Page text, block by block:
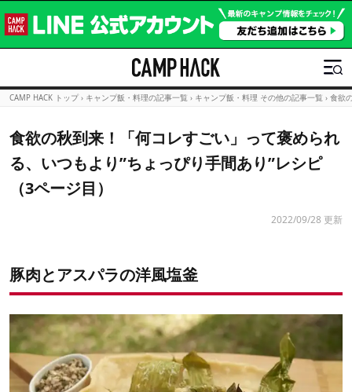
CAMP HACK トップ › キャンプ飯・料理の記事一覧 › キャンプ飯・料理 その他の記事一覧 › 食欲
食欲の秋到来！「何コレすごい」って褒められ
る、いつもより”ちょっぴり手間あり”レシピ
（3ページ目）
2022/09/28 更新
豚肉とアスパラの洋風塩釜